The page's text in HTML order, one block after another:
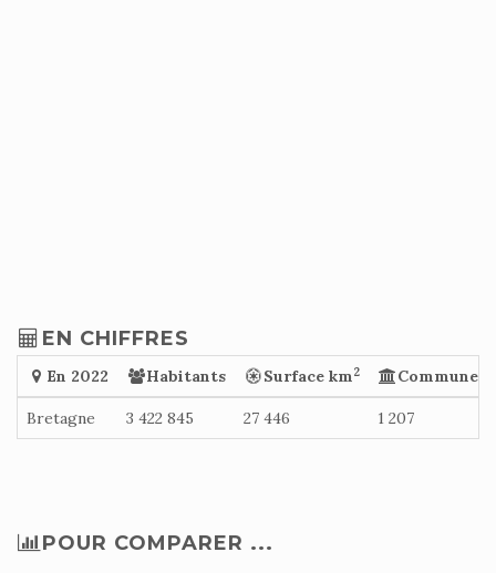
EN CHIFFRES
En 2022 Habitants Surface km2 Communes
Bretagne 3 422 845 27 446 1 207
POUR COMPARER ...